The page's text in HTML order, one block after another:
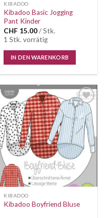
KIBADOO
Kibadoo Basic Jogging
Pant Kinder
CHF 15.00/ Stk.
1 Stk. vorrätig
IN DEN WARENKORB
Auf die
Wunschliste
KIBADOO
Kibadoo Boyfriend Bluse